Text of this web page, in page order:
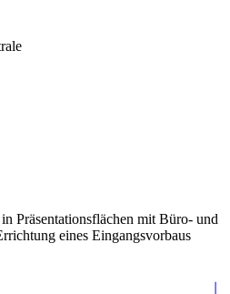
Präsentationsflächen mit Büro- und
eines Eingangsvorbaus